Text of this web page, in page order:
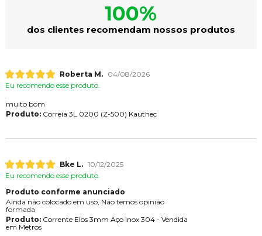
100%
dos clientes recomendam nossos produtos
Roberta M.
04/08/2026
Eu recomendo esse produto.
muito bom
Produto:Correia 3L 0200 (Z-500) Kauthec
Bke L. 10/12/2025
Eu recomendo esse produto.
Produto conforme anunciado
Ainda não colocado em uso, Não temos opinião
formada
Produto:Corrente Elos 3mm Aço Inox 304 - Vendida
em Metros